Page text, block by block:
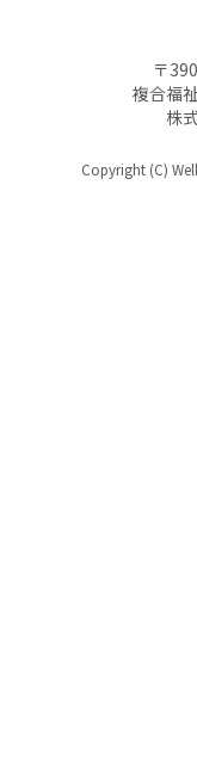
〒
複合福
株
Copyright (C)